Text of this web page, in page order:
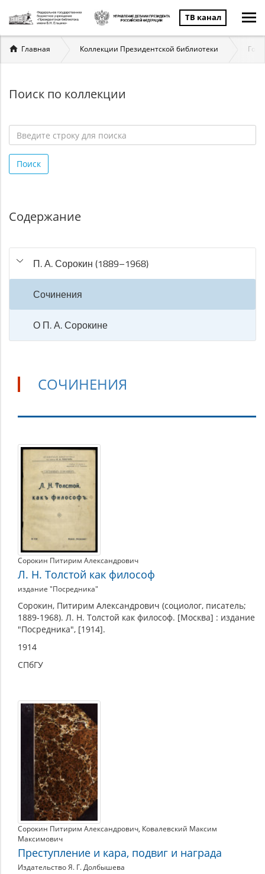
ТВ канал
Вы
здесь
Главная Коллекции Президентской библиотеки
Поиск по коллекции
строку
для
Поиск
Содержание
П. А. Сорокин (1889–1968)
Сочинения
О П. А. Сорокине
СОЧИНЕНИЯ
Сочинения
Сорокин Питирим Александрович
Л. Н. Толстой как философ
издание "Посредника"
Сорокин, Питирим Александрович (социолог, писатель;
1889-1968). Л. Н. Толстой как философ. [Москва] : издание
"Посредника", [1914].
1914
СПбГУ
Сорокин Питирим Александрович, Ковалевский Максим
Максимович
Преступление и кара, подвиг и награда
Издательство Я. Г. Долбышева